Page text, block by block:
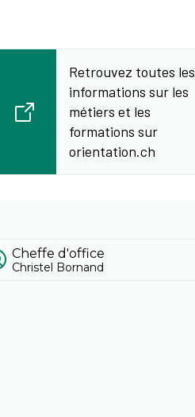
Retrouvez toutes les
informations sur les
métiers et les
formations sur
orientation.ch
Cheffe d'office
Christel Bornand